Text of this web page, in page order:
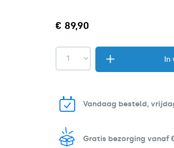
€ 89,90
In
Vandaag besteld,
Gratis bezorging vanaf